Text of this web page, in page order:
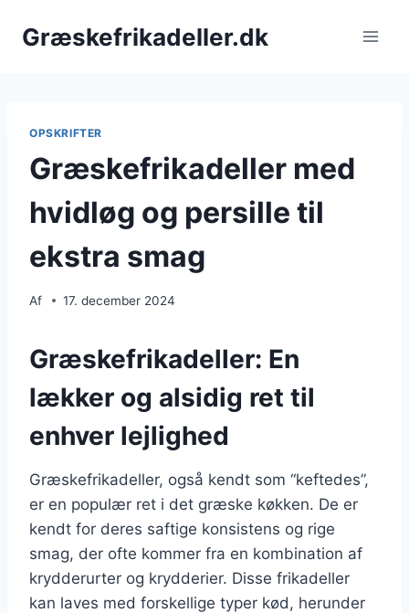
Græskefrikadeller.dk
OPSKRIFTER
Græskefrikadeller med
hvidløg og persille til
ekstra smag
Af 17. december 2024
Græskefrikadeller: En
lækker og alsidig ret til
enhver lejlighed
Græskefrikadeller, også kendt som “keftedes”,
er en populær ret i det græske køkken. De er
kendt for deres saftige konsistens og rige
smag, der ofte kommer fra en kombination af
krydderurter og krydderier. Disse frikadeller
kan laves med forskellige typer kød, herunder